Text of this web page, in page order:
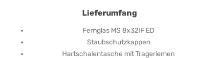
Lieferumfang
Fernglas MS 8x32IF ED
Staubschutzkappen
Hartschalentasche mit Trageriemen